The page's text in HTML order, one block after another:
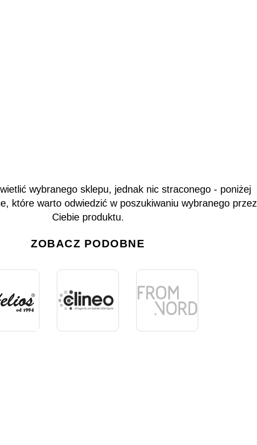
wybranego sklepu, jednak nic straconego - poniżej
które warto odwiedzić w poszukiwaniu wybranego przez
Ciebie produktu.
ZOBACZ PODOBNE